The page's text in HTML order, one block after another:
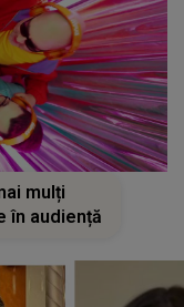
mulți
în audiență